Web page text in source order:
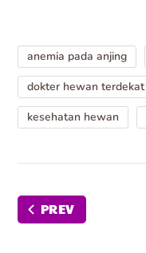
anemia pada anjing
dokter hewan terdekat
kesehatan hewan
PREV